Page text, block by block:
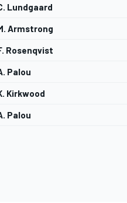
Lundgaard
Armstrong
Rosenqvist
Palou
Kirkwood
Palou